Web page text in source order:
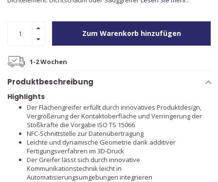
Zum Warenkorb hinzufügen
1-2 Wochen
Produktbeschreibung
Highlights
Der Flächengreifer erfüllt durch innovatives Produktdesign,
Vergrößerung der Kontaktoberfläche und Verringerung der
Stoßkräfte die Vorgabe ISO TS 15066
NFC-Schnittstelle zur Datenübertragung
Leichte und dynamische Geometrie dank additiver
Fertigungsverfahren im 3D-Druck
Der Greifer lässt sich durch innovative
Kommunikationstechnik leicht in
Automatisierungsumgebungen integrieren